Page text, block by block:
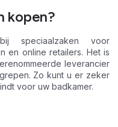
kopen?
speciaalzaken voor
en online retailers. Het is
leverancier
Zo kunt u er zeker
voor uw badkamer.